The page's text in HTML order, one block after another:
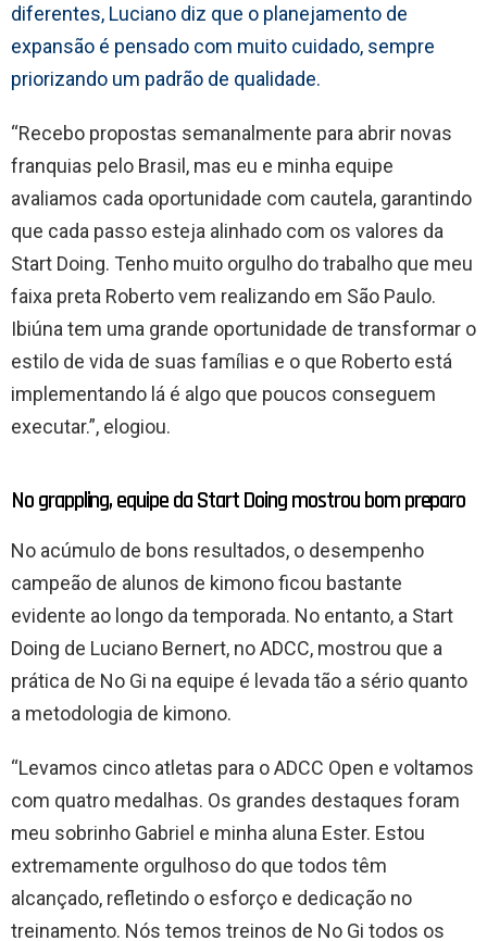
diferentes, Luciano diz que o planejamento de
expansão é pensado com muito cuidado, sempre
priorizando um padrão de qualidade.
“Recebo propostas semanalmente para abrir novas
franquias pelo Brasil, mas eu e minha equipe
avaliamos cada oportunidade com cautela, garantindo
que cada passo esteja alinhado com os valores da
Start Doing. Tenho muito orgulho do trabalho que meu
faixa preta Roberto vem realizando em São Paulo.
Ibiúna tem uma grande oportunidade de transformar o
estilo de vida de suas famílias e o que Roberto está
implementando lá é algo que poucos conseguem
executar.”, elogiou.
No grappling, equipe da Start Doing mostrou bom preparo
No acúmulo de bons resultados, o desempenho
campeão de alunos de kimono ficou bastante
evidente ao longo da temporada. No entanto, a Start
Doing de Luciano Bernert, no ADCC, mostrou que a
prática de No Gi na equipe é levada tão a sério quanto
a metodologia de kimono.
“Levamos cinco atletas para o ADCC Open e voltamos
com quatro medalhas. Os grandes destaques foram
meu sobrinho Gabriel e minha aluna Ester. Estou
extremamente orgulhoso do que todos têm
alcançado, refletindo o esforço e dedicação no
treinamento. Nós temos treinos de No Gi todos os